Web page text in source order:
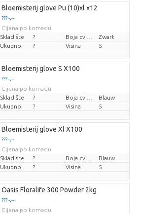
Bloemisterij glove Pu (10)xl x12
??? -,--
Cijena po komadu
Skladište
?
Zwart
Ukupno:
? Visina 5
Bloemisterij glove S X100
??? -,--
Cijena po komadu
Skladište
?
Blauw
Ukupno:
? Visina 5
Bloemisterij glove Xl X100
??? -,--
Cijena po komadu
Skladište
?
Blauw
Ukupno:
? Visina 5
Oasis Floralife 300 Powder 2kg
??? -,--
Cijena po komadu